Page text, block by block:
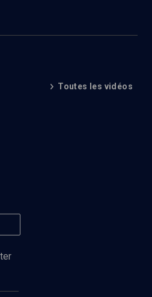
Toutes les vidéos